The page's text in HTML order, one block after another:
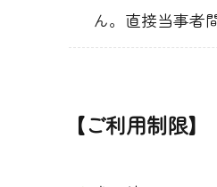
ん。直接当事者
【ご利用制限】